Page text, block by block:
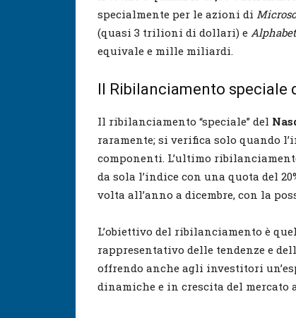
specialmente per le azioni di
(quasi 3 trilioni di dollari) e Alphabet
equivale e mille miliardi.
Il Ribilanciamento speciale
Il ribilanciamento “speciale” del
raramente; si verifica solo quando
componenti. L’ultimo
da sola l’indice con una quota del
volta all’anno a dicembre, con la
L’obiettivo del ribilanciamento è
rappresentativo delle tendenze e
offrendo anche agli investitori
dinamiche e in crescita del mercato